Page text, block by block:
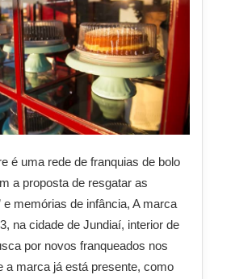
é uma rede de franquias de bolo
a proposta de resgatar as
e memórias de infância, A marca
na cidade de Jundiaí, interior de
por novos franqueados nos
a marca já está presente, como